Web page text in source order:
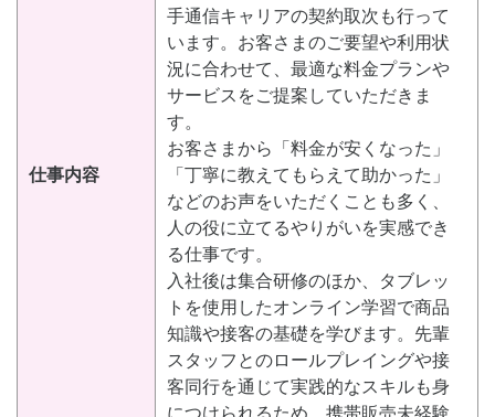
仕事内容
手通信キャリアの契約取次も行って
います。お客さまのご要望や利用状
況に合わせて、最適な料金プランや
サービスをご提案していただきま
す。
お客さまから「料金が安くなった」
「丁寧に教えてもらえて助かった」
などのお声をいただくことも多く、
人の役に立てるやりがいを実感でき
る仕事です。
入社後は集合研修のほか、タブレッ
トを使用したオンライン学習で商品
知識や接客の基礎を学びます。先輩
スタッフとのロールプレイングや接
客同行を通じて実践的なスキルも身
につけられるため、携帯販売未経験